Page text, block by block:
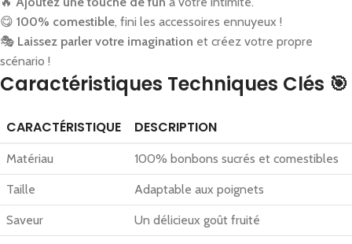
😋 100% comestible, fini les accessoires ennuyeux !
🎭 Laissez parler votre imagination et créez votre propre
scénario !
Caractéristiques Techniques Clés 🎯
CARACTÉRISTIQUE DESCRIPTION
Matériau 100% bonbons sucrés et comestibles
Taille Adaptable aux poignets
Saveur Un délicieux goût fruité